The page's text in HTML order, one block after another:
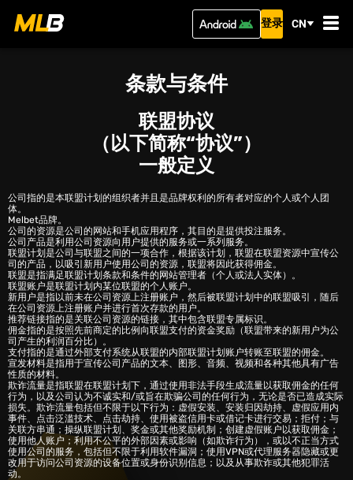
登录 CN
条款与条件
联盟协议
（以下简称“协议”）
一般定义
公司指的是本联盟计划的组织者并且是品牌权利的所有者对应的个人或个人团
体。
Melbet品牌。
公司的资源是公司的网站和手机应用程序，其目的是提供投注服务。
公司产品是利用公司资源向用户提供的服务或一系列服务。
联盟计划是公司与联盟之间的一项合作，根据该计划，联盟在联盟资源中宣传公
司的产品，以吸引新用户使用公司的资源，联盟将因此获得佣金。
联盟是指满足联盟计划条款和条件的网站管理者（个人或法人实体）。
联盟账户是联盟计划内某位联盟的个人账户。
新用户是指以前未在公司资源上注册账户，然后被联盟计划中的联盟吸引，随后
在公司资源上注册账户并进行首次存款的用户。
推荐链接指的是关联公司资源的链接，其中包含联盟专属标识。
佣金指的是按照先前商定的比例向联盟支付的资金奖励（联盟带来的新用户为公
司产生的利润百分比）。
支付指的是通过外部支付系统从联盟的内部联盟计划账户转账至联盟的佣金。
宣发材料是指用于宣传公司产品的文本、图形、音频、视频和各种其他具有广告
性质的材料。
欺诈流量是指联盟在联盟计划下，通过使用非法手段生成流量以获取佣金的任何
行为，以及公司认为不诚实和/或旨在欺骗公司的任何行为，无论是否已造成实际
损失。欺诈流量包括但不限于以下行为：虚假安装、安装归因劫持、虚假应用内
事件、点击泛滥技术、点击劫持、使用被盗信用卡或借记卡进行交易；拒付；与
关联方串通；操纵联盟计划、奖金或其他奖励机制；创建虚假账户以获取佣金；
使用他人账户；利用不公平的外部因素或影响（如欺诈行为），或以不正当方式
使用公司的服务，包括但不限于利用软件漏洞；使用VPN或代理服务器隐藏或更
改用于访问公司资源的设备位置或身份识别信息；以及从事欺诈或其他犯罪活
动。